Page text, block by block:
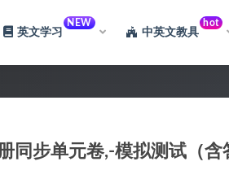
英文学习
NEW
中英文教具
hot
同步单元卷,-模拟测试（含